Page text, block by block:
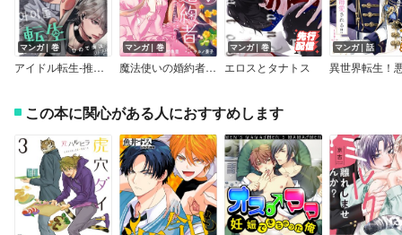
マンガ｜巻
アイドル転生‐推し死にたまふことなかれ‐
マンガ｜巻
魔法使いの婚約者 ～Eternally Yours～【電子限定描き下ろし付き】
マンガ｜巻
エロスとタナトス
マンガ｜話
この本に関心がある人におすすめします